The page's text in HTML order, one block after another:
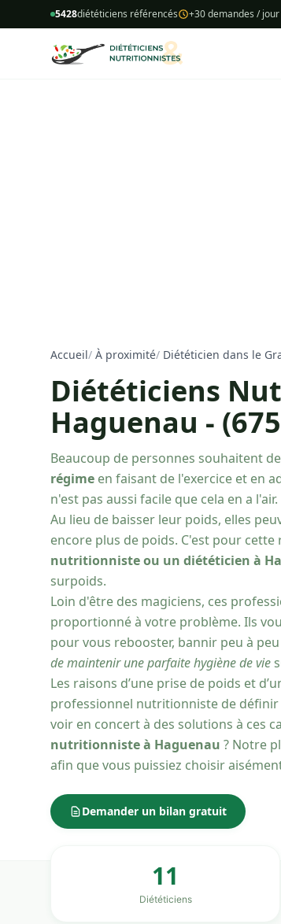
5428diététiciens référencés +30 demandes / jour
Accueil/ À proximité/ Diététicien dans le
Diététiciens
Haguenau -
Beaucoup de personnes souhaitent
régime en faisant de l'exercice et en
n'est pas aussi facile que cela en a l'air.
Au lieu de baisser leur poids, elles
encore plus de poids. C'est pour
nutritionniste ou un diététicien à
surpoids.
Loin d'être des magiciens, ces
proportionné à votre problème. Ils
pour vous rebooster, bannir peu à
de maintenir une parfaite hygiène de vie
Les raisons d’une prise de poids et
professionnel nutritionniste de
voir en concert à des solutions à ces
nutritionniste à Haguenau ? Notre
afin que vous puissiez choisir
Demander un bilan gratuit
11
Diététiciens